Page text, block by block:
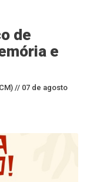
de
e
// 07 de agosto